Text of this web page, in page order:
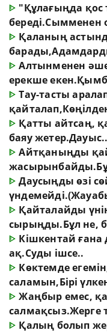
ᐈ "Құлағыңда қос
береді.Сымменен
ᐈ Қаланың
ᐈАлтынменен
ерекше
ᐈТау-тасты
ᐈ Қатты айтсаң,
баяу жетер.Дауыс..
ᐈАйтқаныңды
ᐈДаусыңды өзі
ᐈ Қайталайды
сырыңды.Бұл не,
ᐈ Кішкентай
ақ.Суды ішсе..
ᐈ Көктемде
саламын,Бірі
ᐈЖаңбыр емес,
салмақсыз.Жерге
ᐈ Қалың болып